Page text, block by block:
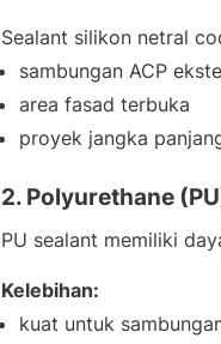
Sealant silikon netral
sambungan ACP
area fasad terbuka
proyek jangka
2. Polyurethane
PU sealant memiliki
Kelebihan:
kuat untuk